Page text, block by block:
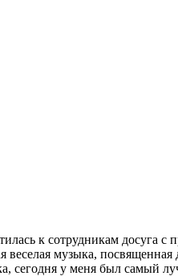
к сотрудникам досуга с
веселая музыка,
сегодня у меня был самый